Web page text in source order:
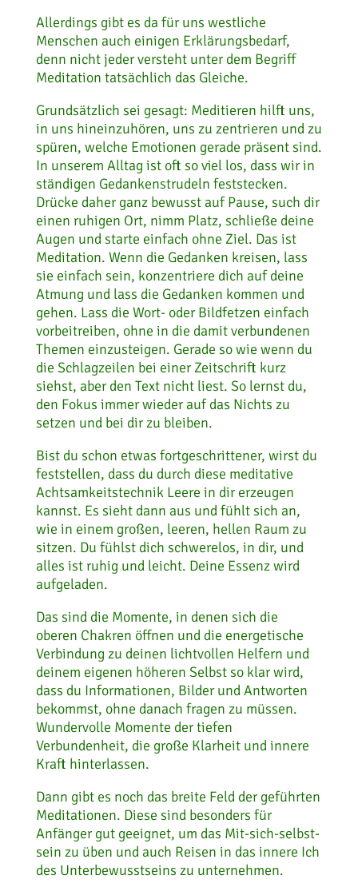
Allerdings gibt es da für uns westliche
Menschen auch einigen Erklärungsbedarf,
denn nicht jeder versteht unter dem Begriff
Meditation tatsächlich das Gleiche.
Grundsätzlich sei gesagt: Meditieren hilft uns,
in uns hineinzuhören, uns zu zentrieren und zu
spüren, welche Emotionen gerade präsent sind.
In unserem Alltag ist oft so viel los, dass wir in
ständigen Gedankenstrudeln feststecken.
Drücke daher ganz bewusst auf Pause, such dir
einen ruhigen Ort, nimm Platz, schließe deine
Augen und starte einfach ohne Ziel. Das ist
Meditation. Wenn die Gedanken kreisen, lass
sie einfach sein, konzentriere dich auf deine
Atmung und lass die Gedanken kommen und
gehen. Lass die Wort- oder Bildfetzen einfach
vorbeitreiben, ohne in die damit verbundenen
Themen einzusteigen. Gerade so wie wenn du
die Schlagzeilen bei einer Zeitschrift kurz
siehst, aber den Text nicht liest. So lernst du,
den Fokus immer wieder auf das Nichts zu
setzen und bei dir zu bleiben.
Bist du schon etwas fortgeschrittener, wirst du
feststellen, dass du durch diese meditative
Achtsamkeitstechnik Leere in dir erzeugen
kannst. Es sieht dann aus und fühlt sich an,
wie in einem großen, leeren, hellen Raum zu
sitzen. Du fühlst dich schwerelos, in dir, und
alles ist ruhig und leicht. Deine Essenz wird
aufgeladen.
Das sind die Momente, in denen sich die
oberen Chakren öffnen und die energetische
Verbindung zu deinen lichtvollen Helfern und
deinem eigenen höheren Selbst so klar wird,
dass du Informationen, Bilder und Antworten
bekommst, ohne danach fragen zu müssen.
Wundervolle Momente der tiefen
Verbundenheit, die große Klarheit und innere
Kraft hinterlassen.
Dann gibt es noch das breite Feld der geführten
Meditationen. Diese sind besonders für
Anfänger gut geeignet, um das Mit-sich-selbst-
sein zu üben und auch Reisen in das innere Ich
des Unterbewusstseins zu unternehmen.